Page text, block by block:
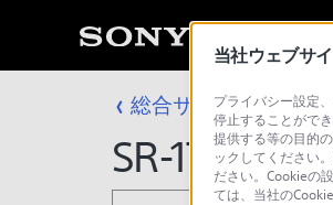
総合サポート・お問
SR-1TS55
当社ウェブサ
プライバシー設定
停止することがで
提供する等の目的
ックしてください
ださい。Cookieの
ては、当社の